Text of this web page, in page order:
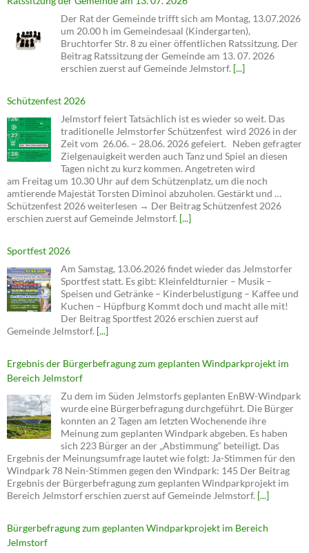
Der Rat der Gemeinde trifft sich am Montag, 13.07.2026
um 20.00 h im Gemeindesaal (Kindergarten),
Bruchtorfer Str. 8 zu einer öffentlichen Ratssitzung. Der
Beitrag Ratssitzung der Gemeinde am 13. 07. 2026
erschien zuerst auf Gemeinde Jelmstorf. [...]
Schützenfest 2026
Jelmstorf feiert Tatsächlich ist es wieder so weit. Das
traditionelle Jelmstorfer Schützenfest wird 2026 in der
Zeit vom 26.06. – 28.06. 2026 gefeiert. Neben gefragter
Zielgenauigkeit werden auch Tanz und Spiel an diesen
Tagen nicht zu kurz kommen. Angetreten wird
am Freitag um 10.30 Uhr auf dem Schützenplatz, um die noch
amtierende Majestät Torsten Diminoi abzuholen. Gestärkt und …
Schützenfest 2026 weiterlesen → Der Beitrag Schützenfest 2026
erschien zuerst auf Gemeinde Jelmstorf. [...]
Sportfest 2026
Am Samstag, 13.06.2026 findet wieder das Jelmstorfer
Sportfest statt. Es gibt: Kleinfeldturnier – Musik –
Speisen und Getränke – Kinderbelustigung – Kaffee und
Kuchen – Hüpfburg Kommt doch und macht alle mit!
Der Beitrag Sportfest 2026 erschien zuerst auf
Gemeinde Jelmstorf. [...]
Ergebnis der Bürgerbefragung zum geplanten Windparkprojekt im
Bereich Jelmstorf
Zu dem im Süden Jelmstorfs geplanten EnBW-Windpark
wurde eine Bürgerbefragung durchgeführt. Die Bürger
konnten an 2 Tagen am letzten Wochenende ihre
Meinung zum geplanten Windpark abgeben. Es haben
sich 223 Bürger an der „Abstimmung“ beteiligt. Das
Ergebnis der Meinungsumfrage lautet wie folgt: Ja-Stimmen für den
Windpark 78 Nein-Stimmen gegen den Windpark: 145 Der Beitrag
Ergebnis der Bürgerbefragung zum geplanten Windparkprojekt im
Bereich Jelmstorf erschien zuerst auf Gemeinde Jelmstorf. [...]
Bürgerbefragung zum geplanten Windparkprojekt im Bereich
Jelmstorf